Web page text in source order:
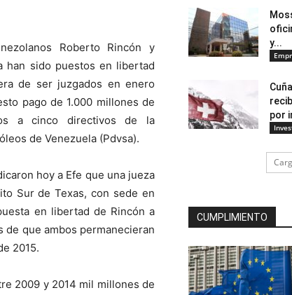
Roberto Rincón y
han sido puestos en libertad
de ser juzgados en enero
pago de 1.000 millones de
a cinco directivos de la
de Venezuela (Pdvsa).
hoy a Efe que una jueza
Sur de Texas, con sede en
en libertad de Rincón a
de que ambos permanecieran
2015.
2009 y 2014 mil millones de
y...
por
CUMPLIMIENTO